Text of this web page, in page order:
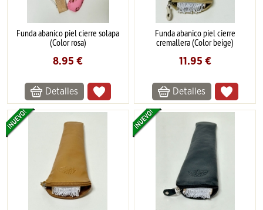
Funda abanico piel cierre solapa
(Color rosa)
8.95 €
Detalles
Funda abanico piel cierre
cremallera (Color beige)
11.95 €
Detalles